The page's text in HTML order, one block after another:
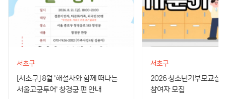
서초구
[서초구] 8월 '해설사와 함께 떠나는
서울고궁투어' 창경궁 편 안내
서초구
2026 청소년기부모교실 '
참여자 모집